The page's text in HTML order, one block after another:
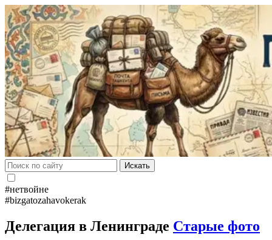
Искать
#нетвойне
#bizgatozahavokerak
Делегация в Ленинграде Старые фото